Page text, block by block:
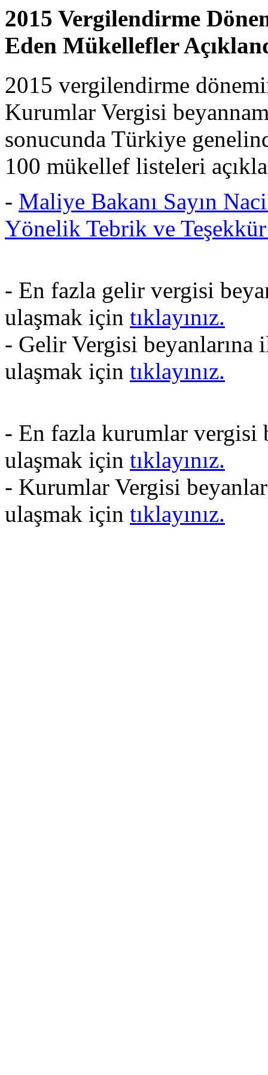
2015 Vergilendirme
Eden Mükellefler
2015 vergilendirme
Kurumlar Vergisi
sonucunda Türkiye
100 mükellef listeleri
- Maliye Bakanı Sayın
Yönelik Tebrik ve Teşekkür
- En fazla gelir vergisi
ulaşmak için tıklayınız.
- Gelir Vergisi beyanlarına
ulaşmak için tıklayınız.
- En fazla kurumlar vergisi
ulaşmak için tıklayınız.
- Kurumlar Vergisi
ulaşmak için tıklayınız.